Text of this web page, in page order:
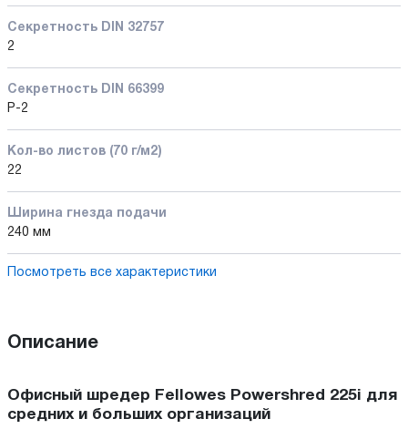
Секретность DIN 32757
2
Секретность DIN 66399
P-2
Кол-во листов (70 г/м2)
22
Ширина гнезда подачи
240 мм
Посмотреть все характеристики
Описание
Офисный шредер Fellowes Powershred 225i для
средних и больших организаций